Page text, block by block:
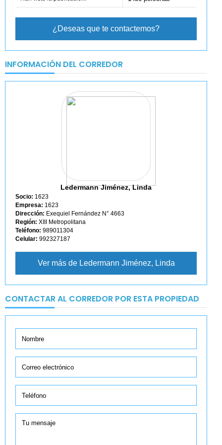
¿Deseas que te contactemos?
INFORMACIÓN DEL CORREDOR
Ledermann Jiménez, Linda
Socio: 1623
Empresa: 1623
Dirección: Exequiel Fernández N° 4663
Región: XIII Metropolitana
Teléfono: 989011304
Celular: 992327187
Ver más de Ledermann Jiménez, Linda
CONTACTAR AL CORREDOR POR ESTA PROPIEDAD